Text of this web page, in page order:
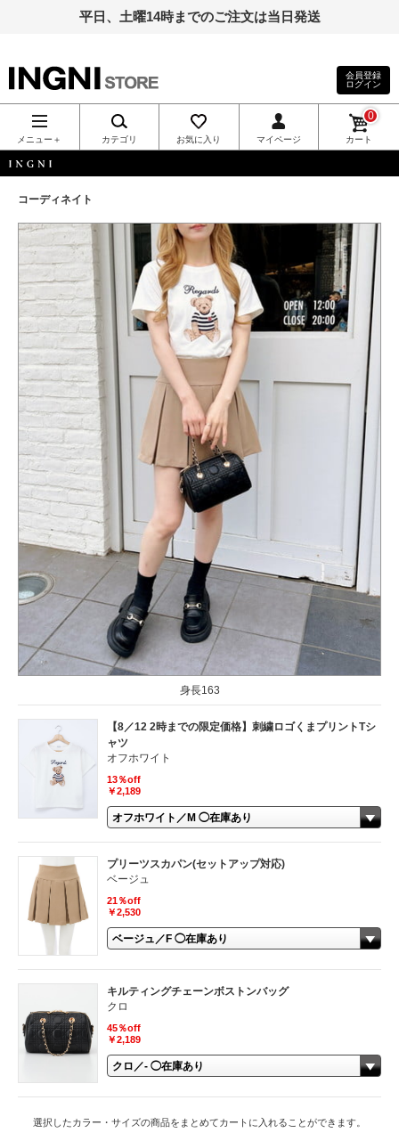
平日、土曜14時までのご注文は当日発送
INGNI（イン
グ）公式通
販｜INGNI
STORE
会員登録
ログイン
メニュー＋ カテゴリ お気に入り マイページ カート
0
コーディネイト
身長163
【8／12 2時までの限定価格】刺繍ロゴくまプリントTシ
ャツ
オフホワイト
13％off
￥2,189
プリーツスカパン(セットアップ対応)
ベージュ
21％off
￥2,530
キルティングチェーンボストンバッグ
クロ
45％off
￥2,189
選択したカラー・サイズの商品をまとめてカートに入れることができます。